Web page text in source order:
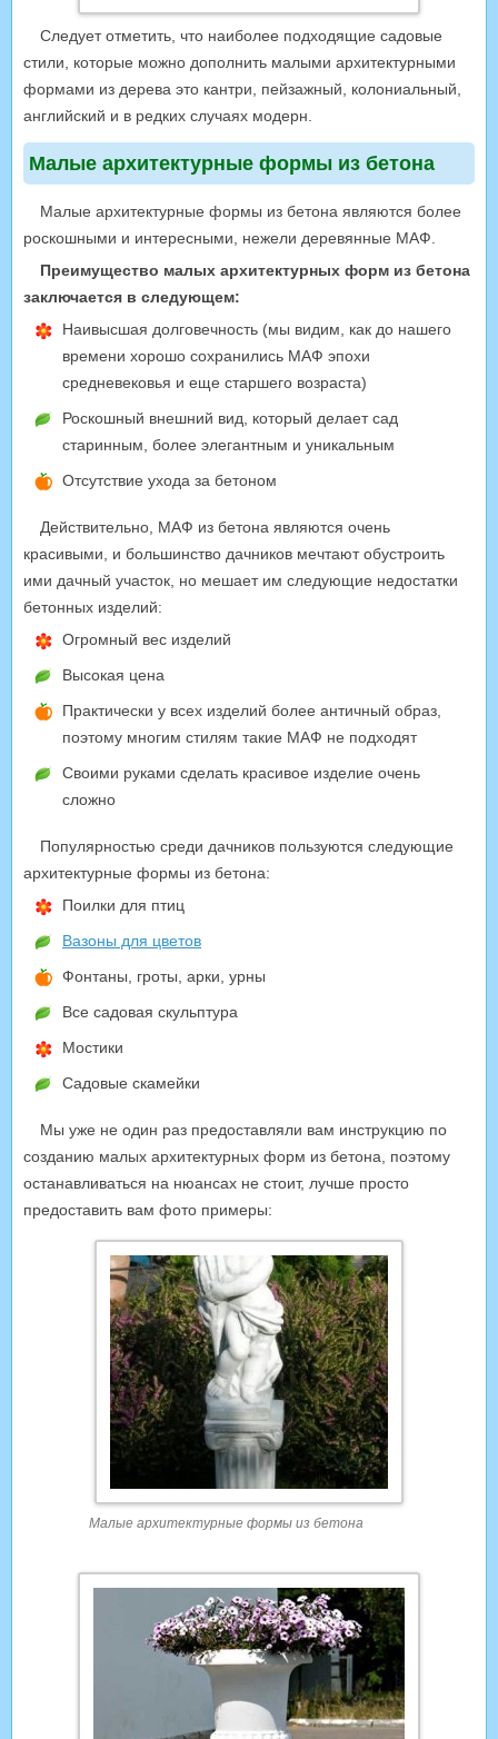
Следует отметить, что наиболее подходящие садовые
стили, которые можно дополнить малыми архитектурными
формами из дерева это кантри, пейзажный, колониальный,
английский и в редких случаях модерн.
Малые архитектурные формы из бетона
Малые архитектурные формы из бетона являются более
роскошными и интересными, нежели деревянные МАФ.
Преимущество малых архитектурных форм из бетона
заключается в следующем:
Наивысшая долговечность (мы видим, как до нашего
времени хорошо сохранились МАФ эпохи
средневековья и еще старшего возраста)
Роскошный внешний вид, который делает сад
старинным, более элегантным и уникальным
Отсутствие ухода за бетоном
Действительно, МАФ из бетона являются очень
красивыми, и большинство дачников мечтают обустроить
ими дачный участок, но мешает им следующие недостатки
бетонных изделий:
Огромный вес изделий
Высокая цена
Практически у всех изделий более античный образ,
поэтому многим стилям такие МАФ не подходят
Своими руками сделать красивое изделие очень
сложно
Популярностью среди дачников пользуются следующие
архитектурные формы из бетона:
Поилки для птиц
Вазоны для цветов
Фонтаны, гроты, арки, урны
Все садовая скульптура
Мостики
Садовые скамейки
Мы уже не один раз предоставляли вам инструкцию по
созданию малых архитектурных форм из бетона, поэтому
останавливаться на нюансах не стоит, лучше просто
предоставить вам фото примеры:
Малые архитектурные формы из бетона